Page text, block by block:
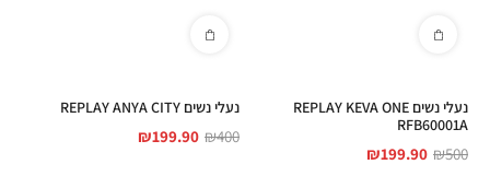
נעלי נשים REPLAY KEVA ONE
RFB60001A
₪500
₪199.90
נעלי נשים REPLAY ANYA CITY
₪400
₪199.90